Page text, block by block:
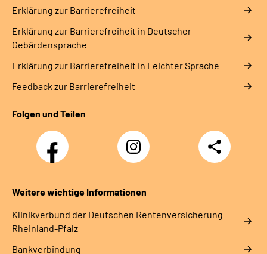
Erklärung zur Barrierefreiheit
Erklärung zur Barrierefreiheit in Deutscher
Gebärdensprache
Erklärung zur Barrierefreiheit in Leichter Sprache
Feedback zur Barrierefreiheit
Folgen und Teilen
Facebook
Instagram
DRV
Nachwuchskräfte
Teilen
Weitere wichtige Informationen
Klinikverbund der Deutschen Rentenversicherung
Rheinland-Pfalz
Bankverbindung